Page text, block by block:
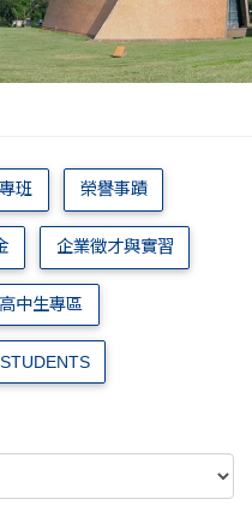
班 榮譽事蹟
企業徵才與實習
高中生專區